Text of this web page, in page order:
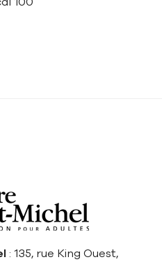
: 135, rue King Ouest,